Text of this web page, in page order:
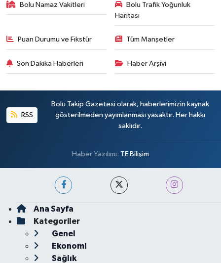
Bolu Namaz Vakitleri
Bolu Trafik Yoğunluk
Haritası
Puan Durumu ve Fikstür Tüm Manşetler
Son Dakika Haberleri Haber Arşivi
RSS
Bolu Takip Gazetesi olarak, haberlerimizin kaynak
gösterilmeden yayımlanması yasaktır. Her hakkı
saklıdır.
Haber Yazılımı: TE Bilişim
Ana Sayfa
Kategoriler
Genel
Ekonomi
Sağlık